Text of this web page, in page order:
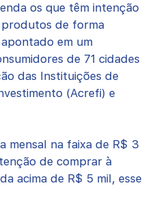
os que têm intenção
produtos de forma
em um
de 71 cidades
das Instituições de
(Acrefi) e
mensal na faixa de R$ 3
de comprar à
acima de R$ 5 mil, esse